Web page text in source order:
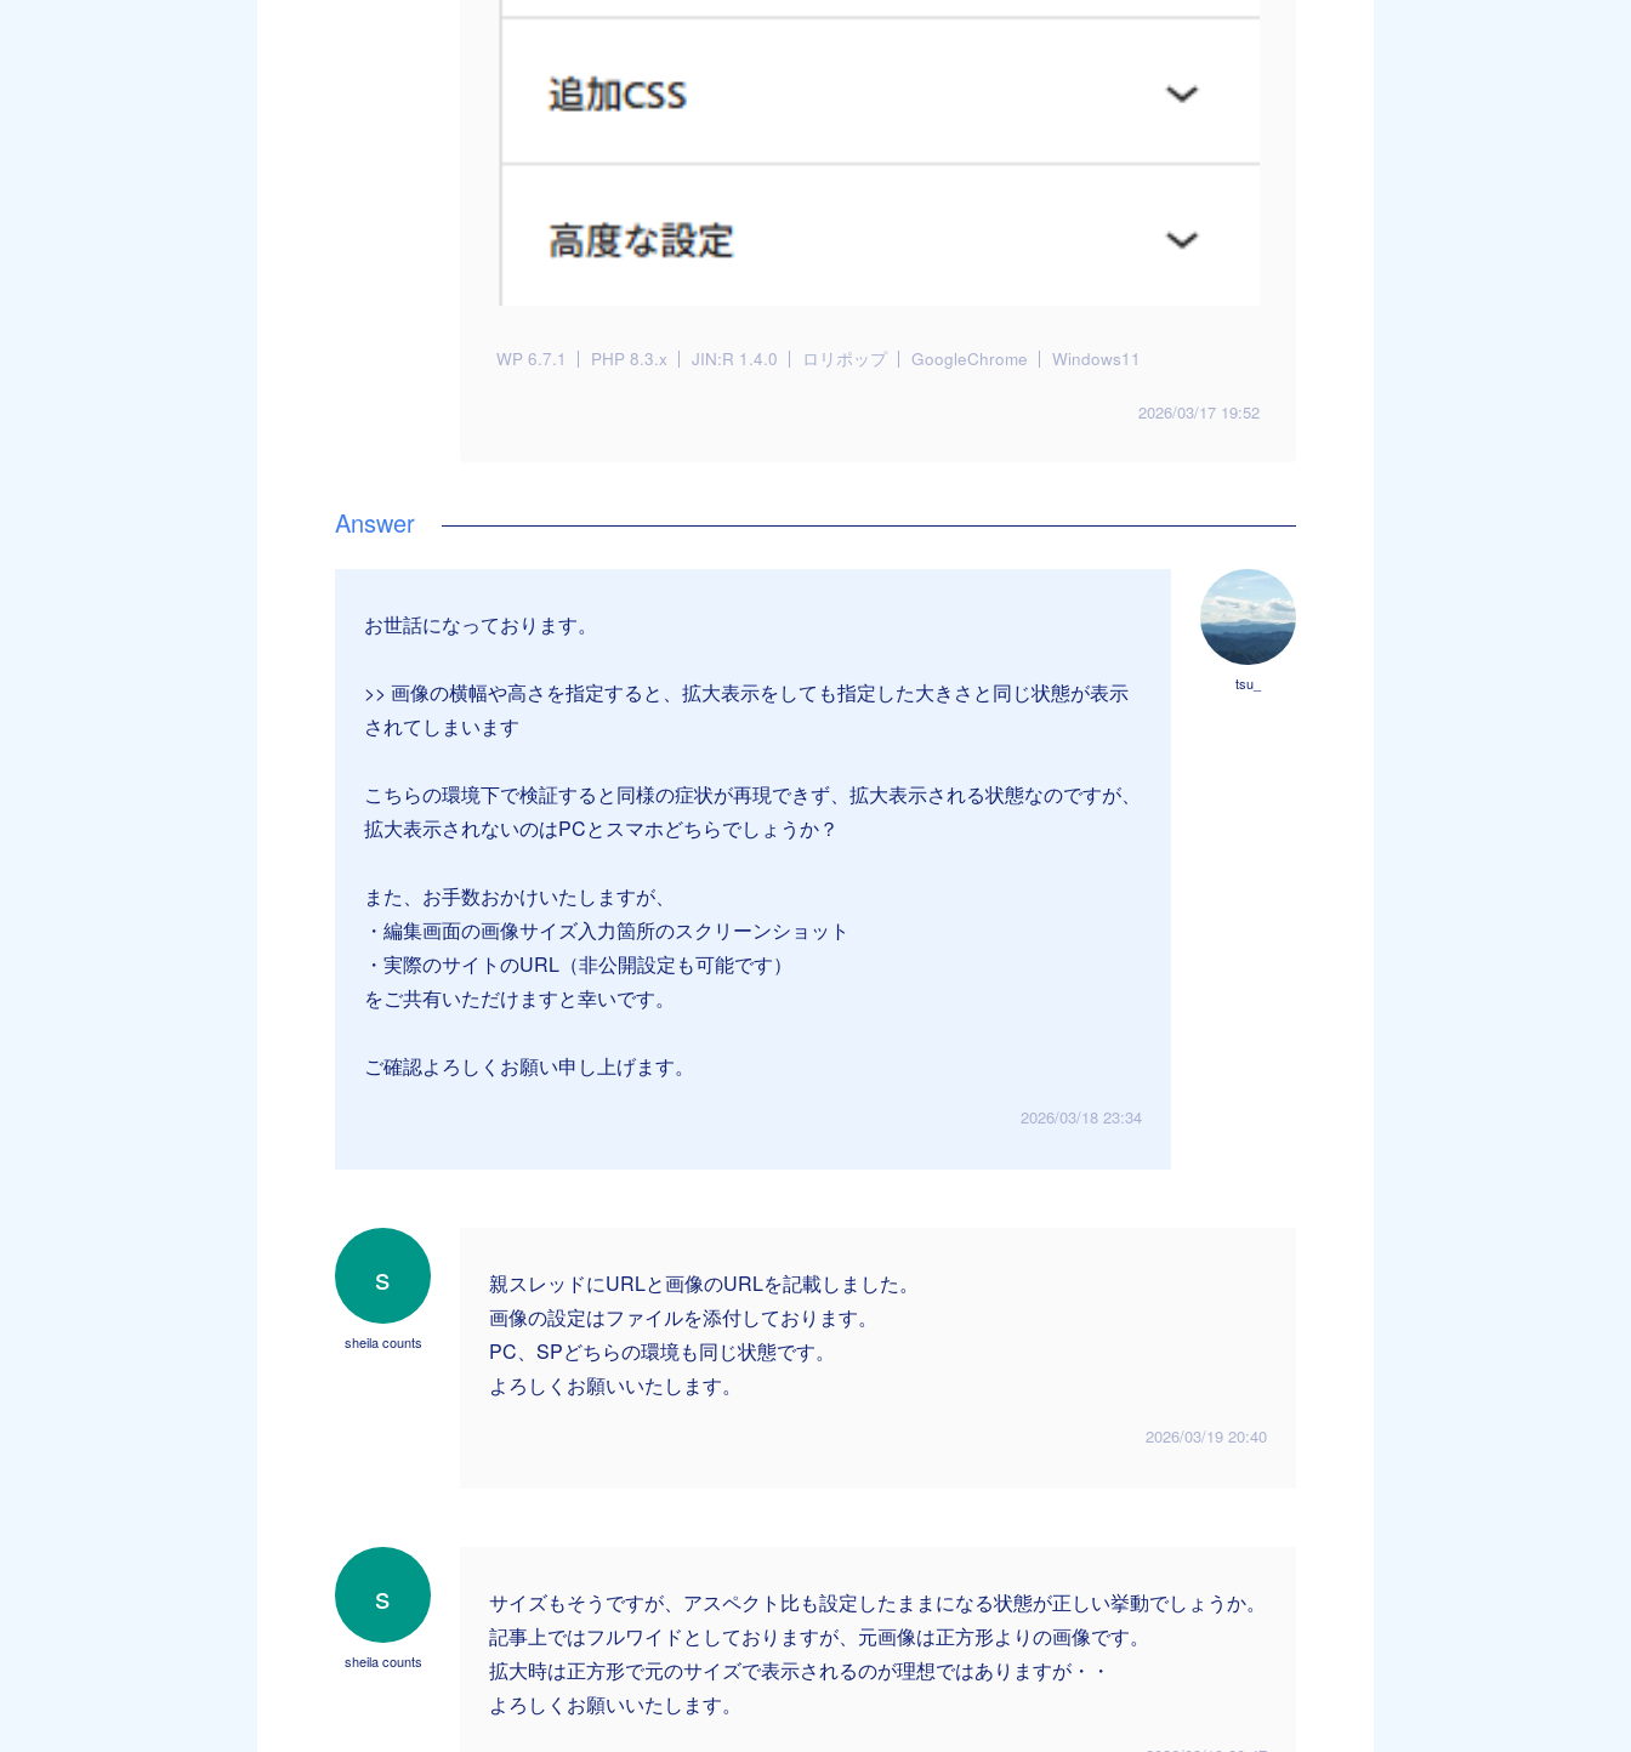
WP 6.7.1 PHP 8.3.x JIN:R 1.4.0 ロリポップ GoogleChrome Windows11
2026/03/17 19:52
tsu_
お世話になっております。
>> 画像の横幅や高さを指定すると、拡大表示をしても指定した大きさと同じ状態が表示
されてしまいます
こちらの環境下で検証すると同様の症状が再現できず、拡大表示される状態なのですが、
拡大表示されないのはPCとスマホどちらでしょうか？
また、お手数おかけいたしますが、
・編集画面の画像サイズ入力箇所のスクリーンショット
・実際のサイトのURL（非公開設定も可能です）
をご共有いただけますと幸いです。
ご確認よろしくお願い申し上げます。
2026/03/18 23:34
s
sheila counts
親スレッドにURLと画像のURLを記載しました。
画像の設定はファイルを添付しております。
PC、SPどちらの環境も同じ状態です。
よろしくお願いいたします。
2026/03/19 20:40
s
sheila counts
サイズもそうですが、アスペクト比も設定したままになる状態が正しい挙動でしょうか。
記事上ではフルワイドとしておりますが、元画像は正方形よりの画像です。
拡大時は正方形で元のサイズで表示されるのが理想ではありますが・・
よろしくお願いいたします。